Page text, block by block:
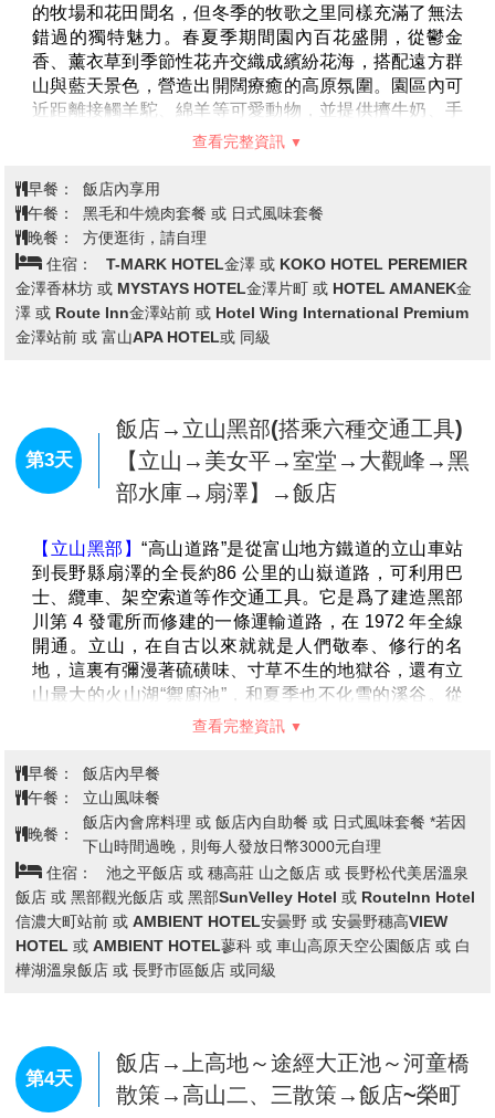
的牧場和花田聞名，但冬季的牧歌之里同樣充滿了無法
錯過的獨特魅力。春夏季期間園內百花盛開，從鬱金
香、薰衣草到季節性花卉交織成繽紛花海，搭配遠方群
山與藍天景色，營造出開闊療癒的高原氛圍。園區內可
近距離接觸羊駝、綿羊等可愛動物，並提供擠牛奶、手
作體驗等互動活動，適合各年齡層旅客參與。
手三角形狀屋頂，稱為「合掌」，可減少受風力，且調
節日照量，使屋內得以冬暖夏涼。因在深山之故，從古
以來居民被大自然之天氣變化考驗而集智慧之結晶以稻
草蘆葦合掌形之屋頂建築住屋來維持嚴東下雪天數多之
安全。因整個村莊都同樣之建築模型，幾百年均沒改變
完整保留下來，今人特別感到不同社會之情景。
【東茶屋街】是保存最完整的江戶時代茶屋街之一，也
區內聚集多間特色茶屋、和菓子店與工藝品店，旅客可
品嚐金澤知名的抹茶甜點與金箔冰淇淋，或選購傳統工
藝伴手禮。部分茶屋亦開放參觀，能一窺傳統表演空間
與精緻內裝。整體氛圍優雅靜謐，是體驗日本歷史文化
查看完整資訊
早餐：
飯店內享用
午餐：
黑毛和牛燒肉套餐 或 日式風味套餐
晚餐：
方便逛街，請自理
住宿：
T-MARK HOTEL金澤 或 KOKO HOTEL PEREMIER
金澤香林坊 或 MYSTAYS HOTEL金澤片町 或 HOTEL AMANEK金
澤 或 Route Inn金澤站前 或 Hotel Wing International Premium
金澤站前 或 富山APA HOTEL或 同級
第3天
飯店→立山黑部(搭乘六種交通工具)
【立山→美女平→室堂→大觀峰→黑
部水庫→扇澤】→飯店
【立山黑部】 “高山道路”是從富山地方鐵道的立山車站
到長野縣扇澤的全長約86 公里的山嶽道路，可利用巴
士、纜車、架空索道等作交通工具。它是爲了建造黑部
川第 4 發電所而修建的一條運輸道路，在 1972 年全線
開通。立山，在自古以來就就是人們敬奉、修行的名
地，這裏有彌漫著硫磺味、寸草不生的地獄谷，還有立
山最大的火山湖“禦廚池”，和夏季也不化雪的溪谷。從
春天的新綠到秋季的紅葉，一年中前來欣賞四季景觀的
噸，高度爲 186 米，是日本最高的拱形水庫，從水庫展
望台看水庫放水，氣勢宏壯，使人百看不厭。高山道路
沿途還有許多景點，如一塊巨岩構成的惡城壁以及落差
350 米、氣勢爲日本之最的稱名瀑布和盛夏時期仍湧冒
著 2～5度泉水的室堂等，都令遊人讚歎不已。立山黑部
峽谷(阿爾卑斯之路)：立山的紅葉前線由山頂到美女
平，標高差達2000m，紅葉期長達1個月，紅葉帶每天
以30m的速度由立山山頂向下降，色層濃淡成三段紅
葉，深谷紅葉美不勝收。專車前往「中部山岳國家公
★利用6種不同交通工具登上立山黑部峽谷連峰
●立山車站－美女平【立山登山纜車1.3km 7分鐘】海拔
查看完整資訊
早餐：
飯店內早餐
午餐：
立山風味餐
晚餐：
飯店內會席料理 或 飯店內自助餐 或 日式風味套餐 *若因
下山時間過晚，則每人發放日幣3000元自理
住宿：
池之平飯店 或 穗高莊 山之飯店 或 長野松代美居溫泉
飯店 或 黑部觀光飯店 或 黑部SunVelley Hotel 或 RouteInn Hotel
信濃大町站前 或 AMBIENT HOTEL安曇野 或 安曇野穗高VIEW
HOTEL 或 AMBIENT HOTEL蓼科 或 車山高原天空公園飯店 或 白
樺湖溫泉飯店 或 長野市區飯店 或同級
第4天
飯店→上高地～途經大正池～河童橋
散策→高山二、三散策→飯店~榮町